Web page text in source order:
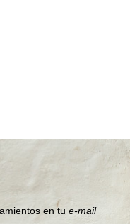
en tu e-mail